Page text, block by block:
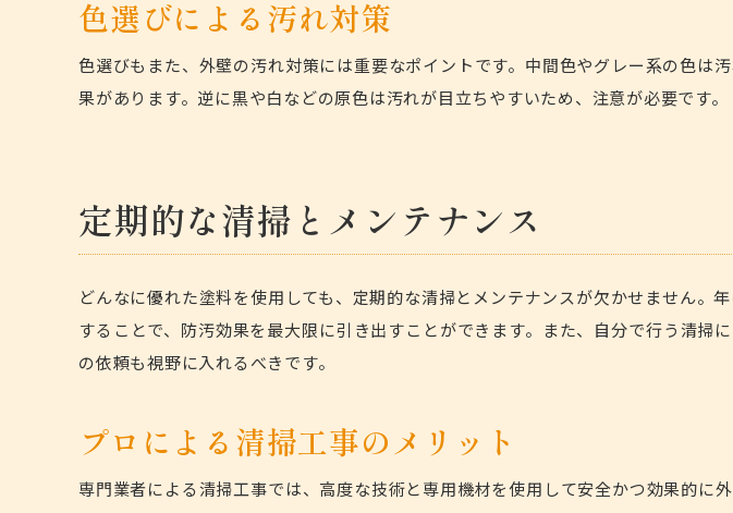
色選びによる汚れ対策
色選びもまた、外壁の汚れ対策には重要なポイントです。中間色やグレー系の色は
果があります。逆に黒や白などの原色は汚れが目立ちやすいため、注意が必要です。
定期的な清掃とメンテナンス
どんなに優れた塗料を使用しても、定期的な清掃とメンテナンスが欠かせません。
することで、防汚効果を最大限に引き出すことができます。また、自分で行う清掃
の依頼も視野に入れるべきです。
プロによる清掃工事のメリット
専門業者による清掃工事では、高度な技術と専用機材を使用して安全かつ効果的に